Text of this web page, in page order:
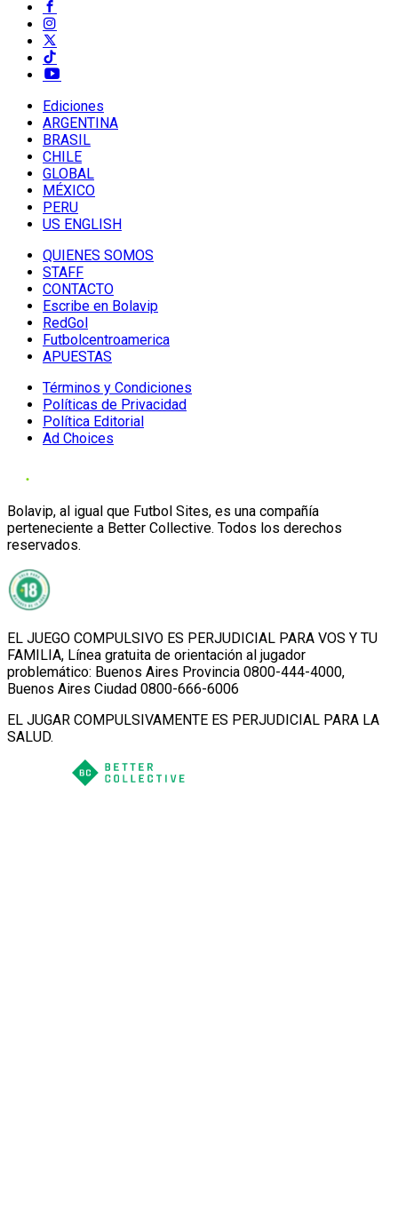
Ediciones
ARGENTINA
BRASIL
CHILE
GLOBAL
MÉXICO
PERU
US ENGLISH
QUIENES SOMOS
STAFF
CONTACTO
Escribe en Bolavip
RedGol
Futbolcentroamerica
APUESTAS
Términos y Condiciones
Políticas de Privacidad
Política Editorial
Ad Choices
Bolavip, al igual que Futbol Sites, es una compañía
perteneciente a Better Collective. Todos los derechos
reservados.
EL JUEGO COMPULSIVO ES PERJUDICIAL PARA VOS Y TU
FAMILIA, Línea gratuita de orientación al jugador
problemático: Buenos Aires Provincia 0800-444-4000,
Buenos Aires Ciudad 0800-666-6006
EL JUGAR COMPULSIVAMENTE ES PERJUDICIAL PARA LA
SALUD.